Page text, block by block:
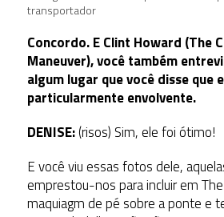
transportador
Concordo. E Clint Howard (The
Maneuver), você também
algum lugar que você disse que
particularmente envolvente.
DENISE:(risos) Sim, ele foi ótimo!
E você viu essas fotos dele,
emprestou-nos para incluir em
maquiagm de pé sobre a ponte e